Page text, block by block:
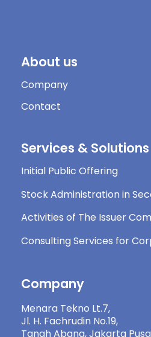
About us
Company
Contact
Services & Solutions
Initial Public Offering
Stock Administration in
Activities of The Issuer
Consulting Services for
Company
Menara Tekno Lt.7,
Jl. H. Fachrudin No.19,
Tanah Abang, Jakarta